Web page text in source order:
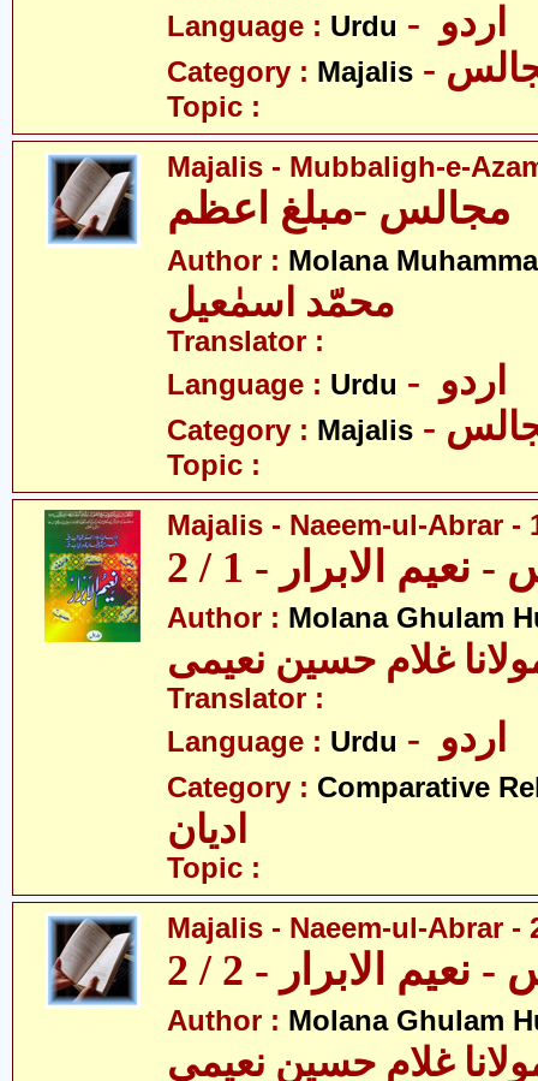
Language : Urdu
Category : Majalis
Topic :
Majalis - Mubbaligh-e-
Author : Molana
محمّد اسمٰعیل
Translator :
Language : Urdu
Category : Majalis
Topic :
Majalis - Naeem-ul-Abrar -
الابرار - 1 / 2
Author : Molana Ghulam
غلام حسین نعیمی
Translator :
Language : Urdu
Category : Comparative
ادیان
Topic :
Majalis - Naeem-ul-Abrar -
الابرار - 2 / 2
Author : Molana Ghulam
غلام حسین نعیمی